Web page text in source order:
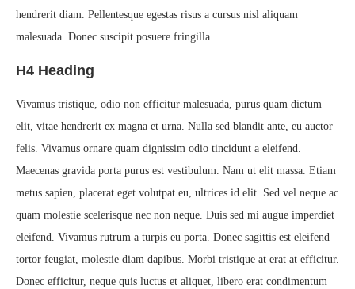
hendrerit diam. Pellentesque egestas risus a cursus nisl aliquam
malesuada. Donec suscipit posuere fringilla.
H4 Heading
Vivamus tristique, odio non efficitur malesuada, purus quam dictum
elit, vitae hendrerit ex magna et urna. Nulla sed blandit ante, eu auctor
felis. Vivamus ornare quam dignissim odio tincidunt a eleifend.
Maecenas gravida porta purus est vestibulum. Nam ut elit massa. Etiam
metus sapien, placerat eget volutpat eu, ultrices id elit. Sed vel neque ac
quam molestie scelerisque nec non neque. Duis sed mi augue imperdiet
eleifend. Vivamus rutrum a turpis eu porta. Donec sagittis est eleifend
tortor feugiat, molestie diam dapibus. Morbi tristique at erat at efficitur.
Donec efficitur, neque quis luctus et aliquet, libero erat condimentum